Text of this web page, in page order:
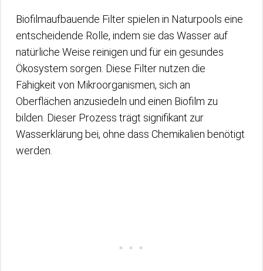
Biofilmaufbauende Filter spielen in Naturpools eine
entscheidende Rolle, indem sie das Wasser auf
natürliche Weise reinigen und für ein gesundes
Ökosystem sorgen. Diese Filter nutzen die
Fähigkeit von Mikroorganismen, sich an
Oberflächen anzusiedeln und einen Biofilm zu
bilden. Dieser Prozess trägt signifikant zur
Wasserklärung bei, ohne dass Chemikalien benötigt
werden.